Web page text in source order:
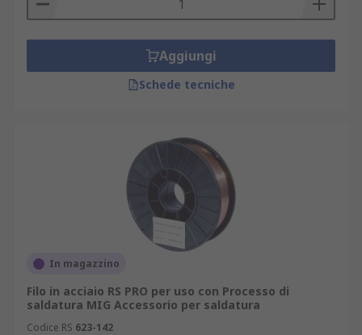
Aggiungi
Schede tecniche
In magazzino
Filo in acciaio RS PRO per uso con Processo di
saldatura MIG Accessorio per saldatura
Codice RS 623-142